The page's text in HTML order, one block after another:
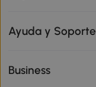
Ayuda y Soporte
Business